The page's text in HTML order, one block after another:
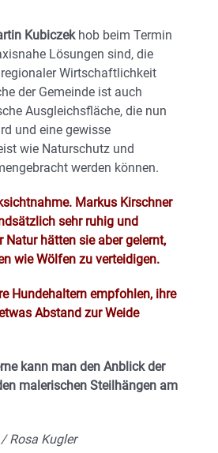
Kubiczekhob beim Termin
Lösungen sind, die
Wirtschaftlichkeit
der Gemeinde ist auch
Ausgleichsfläche, die nun
und eine gewisse
wie Naturschutz und
werden können.
Markus Kirschner
sehr ruhig und
Natur hätten sie aber gelernt,
wie Wölfen zu verteidigen.
Hundehaltern empfohlen, ihre
Abstand zur Weide
kann man den Anblick der
malerischen Steilhängen am
Rosa Kugler